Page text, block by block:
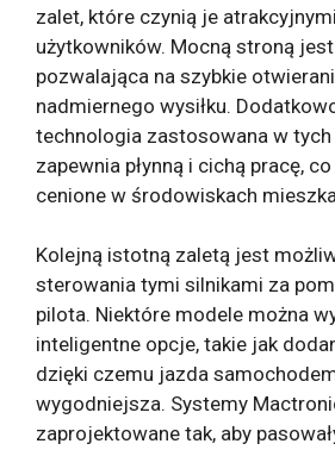
zalet, które czynią je
użytkowników. Mocną stroną
pozwalająca na szybkie
nadmiernego wysiłku.
technologia zastosowana w tych
zapewnia płynną i cichą pracę,
cenione w środowiskach
Kolejną istotną zaletą jest
sterowania tymi silnikami za
pilota. Niektóre modele można
inteligentne opcje, takie jak
dzięki czemu jazda
wygodniejsza. Systemy
zaprojektowane tak, aby